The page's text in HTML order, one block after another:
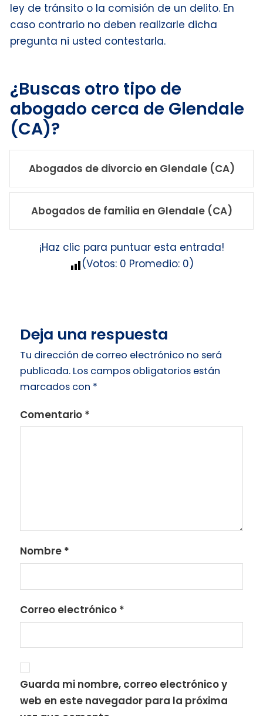
ley de tránsito o la comisión de un delito. En
caso contrario no deben realizarle dicha
pregunta ni usted contestarla.
¿Buscas otro tipo de
abogado cerca de Glendale
(CA)?
Abogados de divorcio en Glendale (CA)
Abogados de familia en Glendale (CA)
¡Haz clic para puntuar esta entrada!
(Votos: 0 Promedio: 0)
Deja una respuesta
Tu dirección de correo electrónico no será
publicada. Los campos obligatorios están
marcados con *
Comentario *
Nombre *
Correo electrónico *
Guarda mi nombre, correo electrónico y
web en este navegador para la próxima